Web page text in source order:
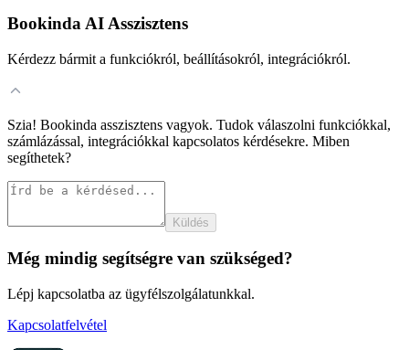
Bookinda AI Asszisztens
Kérdezz bármit a funkciókról, beállításokról, integrációkról.
Szia! Bookinda asszisztens vagyok. Tudok válaszolni funkciókkal,
számlázással, integrációkkal kapcsolatos kérdésekre. Miben
segíthetek?
Küldés
Még mindig segítségre van szükséged?
Lépj kapcsolatba az ügyfélszolgálatunkkal.
Kapcsolatfelvétel